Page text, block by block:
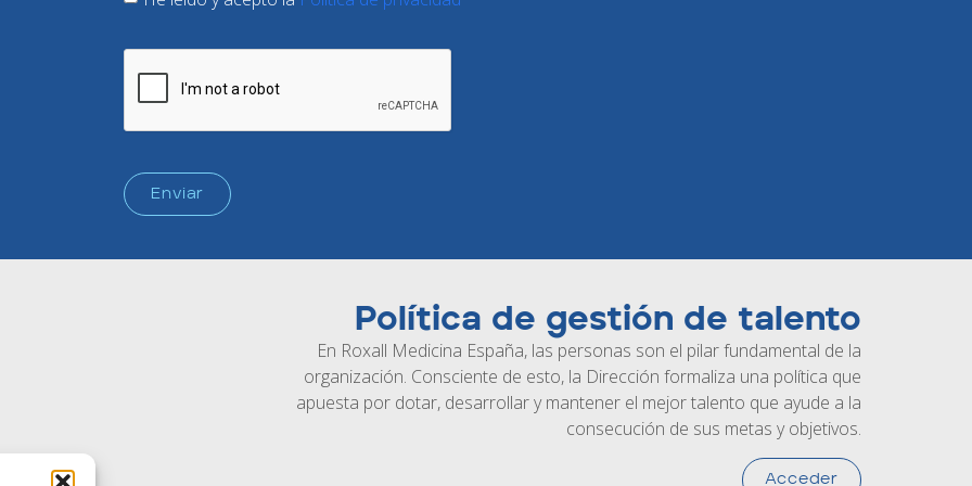
Enviar
Política de gestión de talento
En Roxall Medicina España, las personas son el pilar fundamental de la
organización. Consciente de esto, la Dirección formaliza una política que
apuesta por dotar, desarrollar y mantener el mejor talento que ayude a la
consecución de sus metas y objetivos.
Acceder